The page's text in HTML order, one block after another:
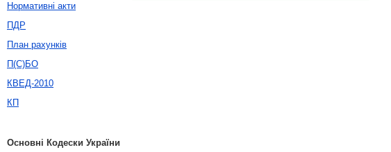
Нормативні акти
ПДР
План рахунків
П(С)БО
КВЕД-2010
КП
Основні Кодески України